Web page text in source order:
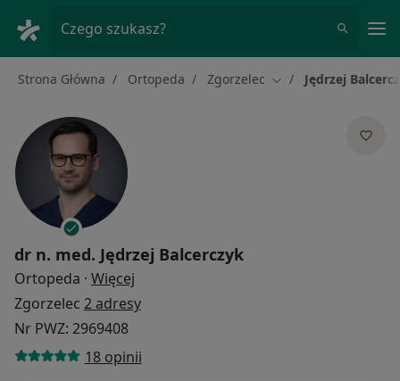
Czego szukasz?
Strona Główna Ortopeda Zgorzelec Zmień miasto
Jędrzej
dr n. med. Jędrzej Balcerczyk
Ortopeda · Więcej
Zgorzelec 2 adresy
Nr PWZ: 2969408
18 opinii